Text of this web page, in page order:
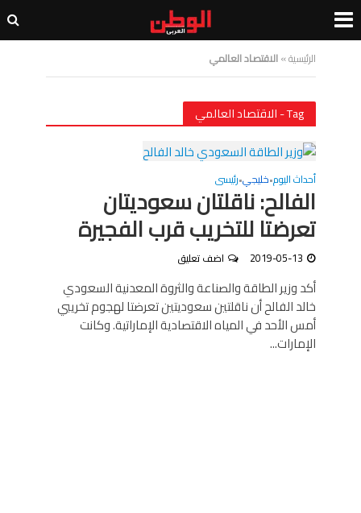
الرئيسية»الاقتصاد العالمي
Tag - الاقتصاد العالمي
أحداث اليوم•خليجي•رئيسى
الفالح: ناقلتان سعوديتان
تعرضتا للتخريب قرب الفجيرة
2019-05-13 اضف تعليق
أكد وزير الطاقة والصناعة والثروة المعدنية السعودي
خالد الفالح أن ناقلتين سعوديتين تعرضتا لهجوم تخريبي
أمس الأحد في المياه الاقتصادية الإماراتية. وكانت
الإمارات...